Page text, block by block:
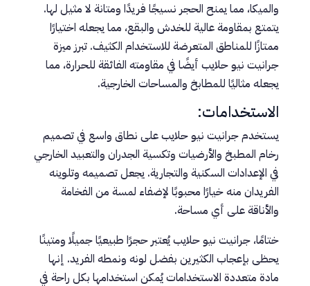
والميكا، مما يمنح الحجر نسيجًا فريدًا ومتانة لا مثيل لها.
يتمتع بمقاومة عالية للخدش والبقع، مما يجعله اختيارًا
ممتازًا للمناطق المتعرضة للاستخدام الكثيف. تبرز ميزة
جرانيت نيو حلايب أيضًا في مقاومته الفائقة للحرارة، مما
يجعله مثاليًا للمطابخ والمساحات الخارجية.
الاستخدامات:
يستخدم جرانيت نيو حلايب على نطاق واسع في تصميم
رخام المطبخ والأرضيات وتكسية الجدران والتعبيد الخارجي
في الإعدادات السكنية والتجارية. يجعل تصميمه وتلوينه
الفريدان منه خيارًا محبوبًا لإضفاء لمسة من الفخامة
والأناقة على أي مساحة.
ختامًا، جرانيت نيو حلايب يُعتبر حجرًا طبيعيًا جميلًا ومتينًا
يحظى بإعجاب الكثيرين بفضل لونه ونمطه الفريد. إنها
مادة متعددة الاستخدامات يُمكن استخدامها بكل راحة في